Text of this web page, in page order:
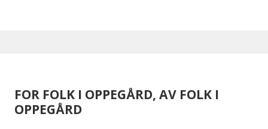
FOR FOLK I OPPEGÅRD, AV FOLK I
OPPEGÅRD